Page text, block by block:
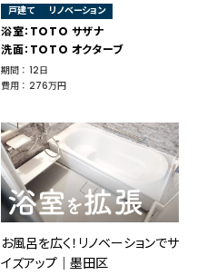
戸建て リノベーション
浴室：TOTO サザナ
洗面：TOTO オクターブ
期間 ： 12日
費用 ： 276万円
お風呂を広く！リノベーションでサ
イズアップ｜墨田区